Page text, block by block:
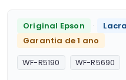
Original Epson ·
Garantia de 1 ano
WF-R5190
WF-R5690